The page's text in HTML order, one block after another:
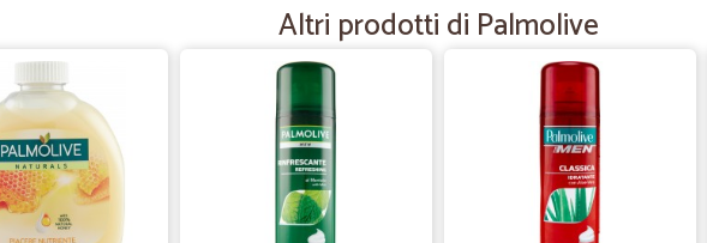
Efficienza e cortesia
Consegna super rapida,merce
Optimo servizio
Altri prodotti di Palmolive